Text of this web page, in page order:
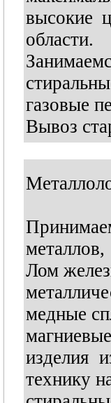
высокие
области.
газовые
Вывоз
металлов,
Лом
медные
изделия
технику